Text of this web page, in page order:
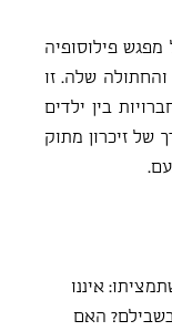
איננו
האם